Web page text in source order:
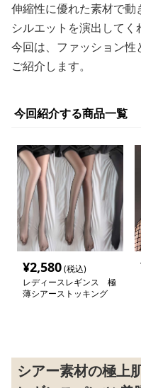
伸縮性に優れた素材で
シルエットを演出してく
今回は、ファッション
ご紹介します。
今回紹介する商品一覧
¥2,580(税込)
レディースレギンス 極
薄シアーストッキング
シアー素材の極上